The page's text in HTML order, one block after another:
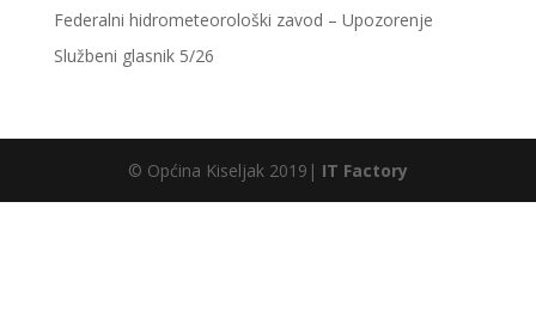
Federalni hidrometeorološki zavod – Upozorenje
Službeni glasnik 5/26
© Općina Kiseljak 2019| IT Factory